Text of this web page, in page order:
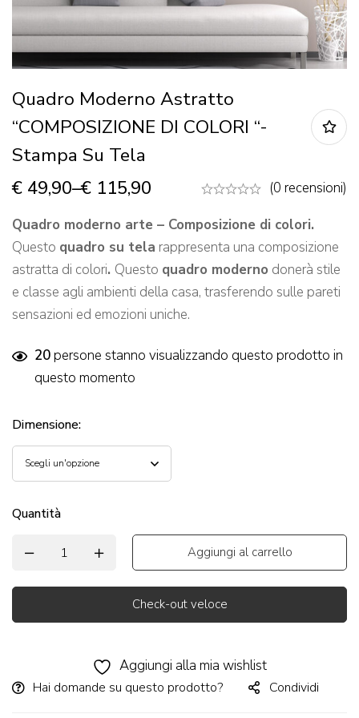
Quadro Moderno Astratto
“COMPOSIZIONE DI COLORI “-
Stampa Su Tela
€ 49,90–€ 115,90
(0 recensioni)
Quadro moderno arte – Composizione di colori.
Questo quadro su tela rappresenta una composizione
astratta di colori. Questo quadro moderno donerà stile
e classe agli ambienti della casa, trasferendo sulle pareti
sensazioni ed emozioni uniche.
20persone stanno visualizzando questo prodotto in
questo momento
Dimensione:
Quantità
Aggiungi al carrello
Check-out veloce
Aggiungi alla mia wishlist
Hai domande su questo prodotto? Condividi